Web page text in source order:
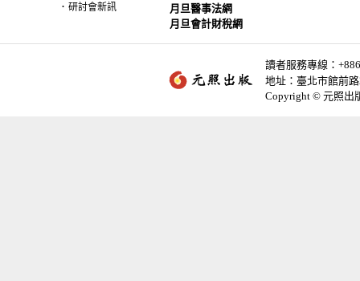
． 研討會新訊
月旦醫事法網
月旦會計財稅網
讀者服務專線：
地址：臺北市館前
Copyright © 元照出